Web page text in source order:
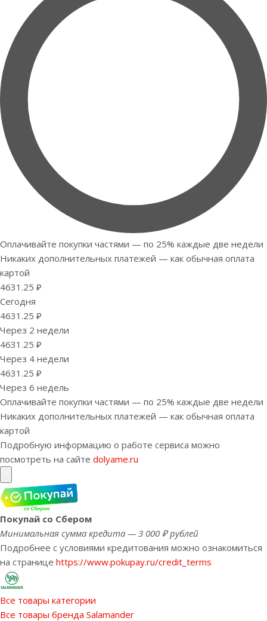
Оплачивайте покупки частями — по 25% каждые две недели
Никаких дополнительных платежей — как обычная оплата
картой
4631.25 ₽
Сегодня
4631.25 ₽
Через 2 недели
4631.25 ₽
Через 4 недели
4631.25 ₽
Через 6 недель
Оплачивайте покупки частями — по 25% каждые две недели
Никаких дополнительных платежей — как обычная оплата
картой
Подробную информацию о работе сервиса можно
посмотреть на сайте dolyame.ru
Покупай со Сбером
Минимальная сумма кредита — 3 000 ₽ рублей
Подробнее с условиями кредитования можно ознакомиться
на странице https://www.pokupay.ru/credit_terms
Все товары категории
Все товары бренда Salamander